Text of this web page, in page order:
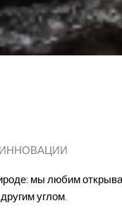
мы любим
углом.